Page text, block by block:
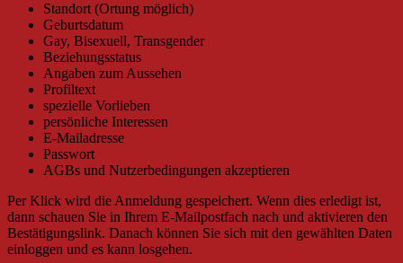
Standort (Ortung möglich)
Geburtsdatum
Gay, Bisexuell, Transgender
Beziehungsstatus
Angaben zum Aussehen
Profiltext
spezielle Vorlieben
persönliche Interessen
E-Mailadresse
Passwort
AGBs und Nutzerbedingungen akzeptieren
Per Klick wird die Anmeldung gespeichert. Wenn dies erledigt ist,
dann schauen Sie in Ihrem E-Mailpostfach nach und aktivieren den
Bestätigungslink. Danach können Sie sich mit den gewählten Daten
einloggen und es kann losgehen.